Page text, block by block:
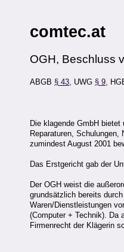
comtec.at
OGH, Beschluss
ABGB § 43, UWG § 9,
Die klagende GmbH
Reparaturen,
zumindest August 2001
Das Erstgericht gab der
Der OGH weist die
grundsätzlich bereits
Waren/Dienstleistungen
(Computer + Technik). Da
Firmenrecht der Klägerin